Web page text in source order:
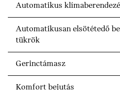
Automatikus
Automatikusan elsötétedő
tükrök
Gerinctámasz
Komfort bejutás